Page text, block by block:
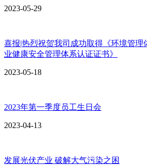
2023-05-29
喜报|热烈祝贺我司成功取得《环境管理
业健康安全管理体系认证证书》
2023-05-18
2023年第一季度员工生日会
2023-04-13
发展光伏产业 破解大气污染之困